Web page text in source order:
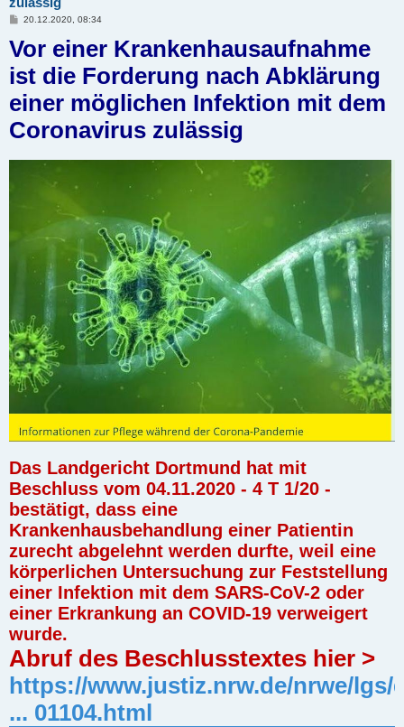
B
i
t
a
g
20.12.2020, 08:34
Vor einer Krankenhausaufnahme
ist die Forderung nach Abklärung
einer möglichen Infektion mit dem
Coronavirus zulässig
Das Landgericht Dortmund hat mit
Beschluss vom 04.11.2020 - 4 T 1/20 -
bestätigt, dass eine
Krankenhausbehandlung einer Patientin
zurecht abgelehnt werden durfte, weil eine
körperlichen Untersuchung zur Feststellung
einer Infektion mit dem SARS-CoV-2 oder
einer Erkrankung an COVID-19 verweigert
wurde.
Abruf des Beschlusstextes hier >
https://www.justiz.nrw.de/nrwe/lgs/
... 01104.html